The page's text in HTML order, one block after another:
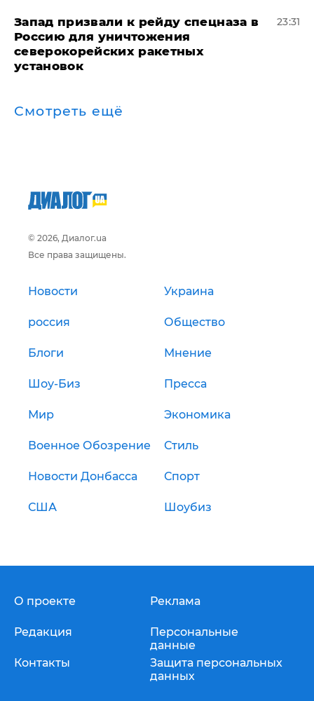
Запад призвали к рейду спецназа в
Россию для уничтожения
северокорейских ракетных
установок
23:31
Смотреть ещё
© 2026, Диалог.ua
Все права защищены.
Новости Украина
россия Общество
Блоги Мнение
Шоу-Биз Пресса
Мир Экономика
Военное Обозрение Стиль
Новости Донбасса Спорт
США Шоубиз
О проекте
Редакция
Контакты
Реклама
Персональные
данные
Защита персональных
данных